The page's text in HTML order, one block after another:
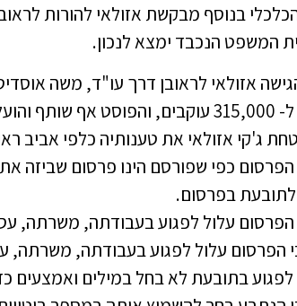
בנוסף מבקשת אזולאי להורות
המשפט הנכבד ימצא לנכון.
אזולאי לראובן דרך עו"ד, משה
השונים.
ג'קי אזולאי את טענותיה כלפי אביב
כפי שפורסם הינו פרסום שביזה
לתובעת בפרסום.
עלול לפגוע בעבודתה, משרתה,
הפרסום עלול לפגוע בעבודתה, משרתה,
בתובעת לא בחל במילים ואמצעים